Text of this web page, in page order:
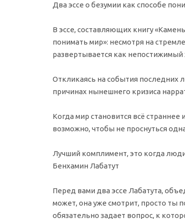
Два эссе о безумии как способе
В эссе, составляющих книгу
понимать мир»: несмотря на
развертывается как непостижимый
Откликаясь на события последних
причинах нынешнего кризиса
Когда мир становится всё
возможно, чтобы не проснуться
Лучший комплимент, это когда
Бенхамин Лабатут
Перед вами два эссе Лабатута,
может, она уже смотрит, просто ты
обязательно задает вопрос, к